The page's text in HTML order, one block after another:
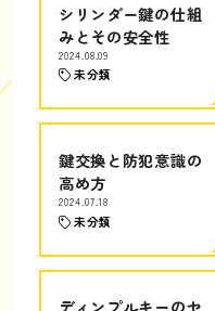
シリンダー鍵の仕組
みとその安全性
2024.08.09
未分類
鍵交換と防犯意識の
高め方
2024.07.18
未分類